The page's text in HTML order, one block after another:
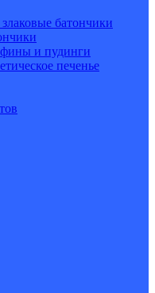
батончики
и пудинги
печенье